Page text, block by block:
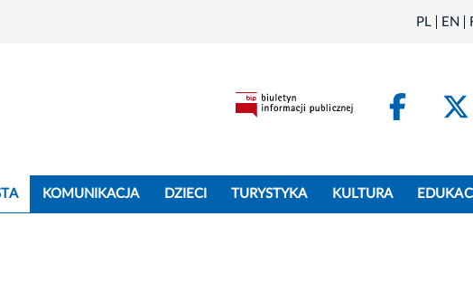
PL EN
KOMUNIKACJA DZIECI TURYSTYKA KULTURA